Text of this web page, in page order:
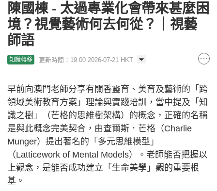
陳國棟 - 太過專業化會帶來甚麼困
境？視覺藝術何去何從？｜視藝
師語
知識轉移 更新時間：19:00 2026-07-21 HKT
早前向澳門老師分享有關香靈育、美育及藝術的「跨
領域美術教育方案」理論與實踐培訓，當中提及「知
識之樹」（芒格的思維樹架構）的概念，正確的名稱
是與此概念完美契合，由查爾斯．芒格（Charlie
Munger）提出著名的「多元思維模型」
（Latticework of Mental Models）。老師能否把握以
上觀念，是能否成功建立「生命美學」觀的重要根
基。